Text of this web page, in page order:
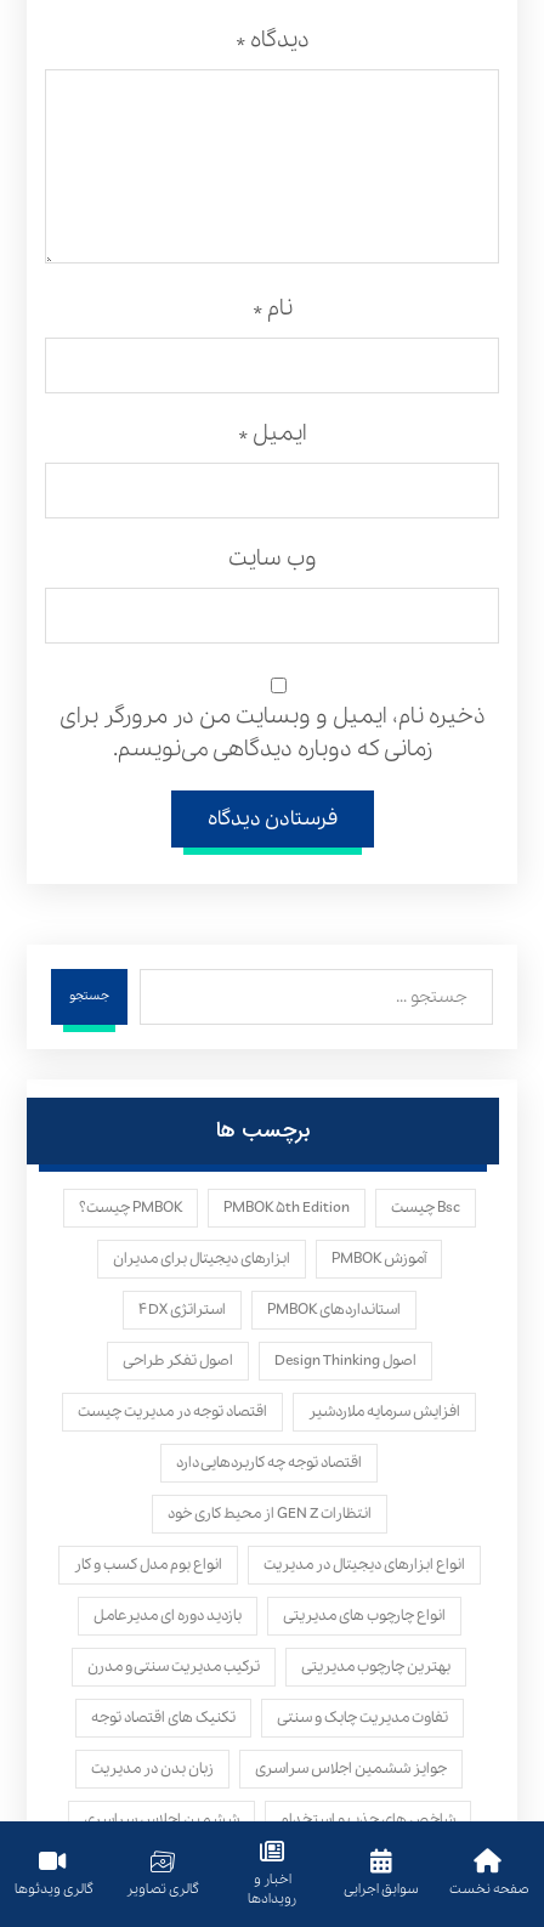
دیدگاه*
نام*
ایمیل*
وب‌ سایت
ذخیره نام، ایمیل و وبسایت من در مرورگر برای
زمانی که دوباره دیدگاهی می‌نویسم.
فرستادن دیدگاه
جستجو
برچسب ها
Bsc چیست PMBOK ۵th Edition PMBOK چیست؟
آموزش PMBOK ابزارهای دیجیتال برای مدیران
استانداردهای PMBOK استراتژی ۴DX
اصول Design Thinking اصول تفکر طراحی
افزایش سرمایه ملاردشیر اقتصاد توجه در مدیریت چیست
اقتصاد توجه چه کاربردهایی دارد
انتظارات GEN Z از محیط کاری خود
انواع ابزارهای دیجیتال در مدیریت انواع بوم مدل کسب‌ و کار
انواع چارچوب های مدیریتی بازدید دوره ای مدیرعامل
بهترین چارچوب مدیریتی ترکیب مدیریت سنتی و مدرن
تفاوت مدیریت چابک و سنتی تکنیک های اقتصاد توجه
جوایز ششمین اجلاس سراسری زبان بدن در مدیریت
شاخص های جذب و استخدام ششمین اجلاس سراسری
فواید چرخه دمینگ
صفحه نخست سوابق اجرایی
اخبار و
رویدادها
گالری تصاویر گالری ویدئوها